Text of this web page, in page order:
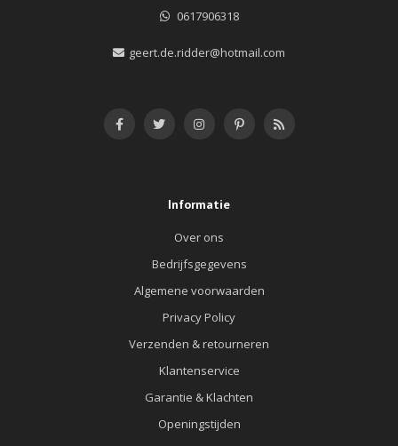
0617906318
geert.de.ridder@hotmail.com
Informatie
Over ons
Bedrijfsgegevens
Algemene voorwaarden
Privacy Policy
Verzenden & retourneren
Klantenservice
Garantie & Klachten
Openingstijden